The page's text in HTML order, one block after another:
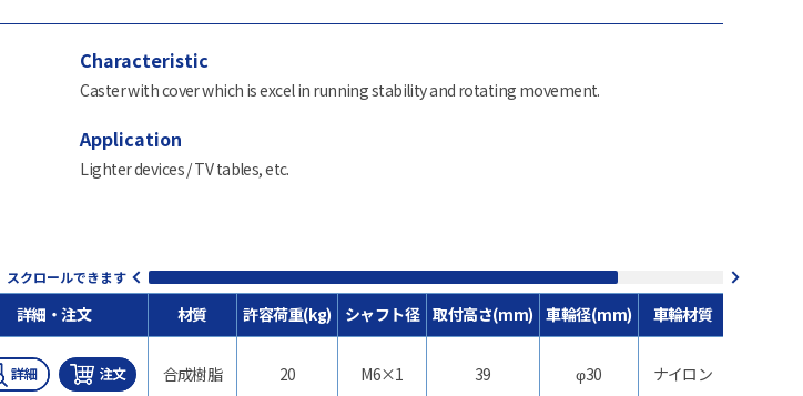
Characteristic
Caster with cover which is excel in running stability and rotating movement.
Application
Lighter devices / TV tables, etc.
スクロールできます
詳細・注文 材質 許容荷重(kg) シャフト径 取付高さ(mm) 車輪径(mm) 車輪材質
合成樹脂 20 M6×1 39 φ30 ナイロン